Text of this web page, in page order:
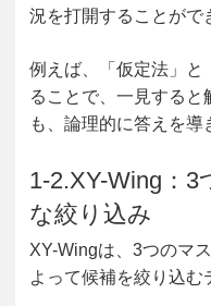
況を打開することがで
例えば、「仮定法」と
ることで、一見する
も、論理的に答えを導
1-2.XY-Wing：
な絞り込み
XY-Wingは、3つのマ
よって候補を絞り込む